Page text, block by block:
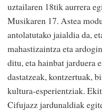
uztailaren 18tik aurrera
Musikaren 17. Astea
antolatutako jaialdia da,
mahastizaintza eta
ditu, eta hainbat jarduera
dastatzeak, kontzertuak,
kultura-esperientziak.
Cifujazz jardunaldiak